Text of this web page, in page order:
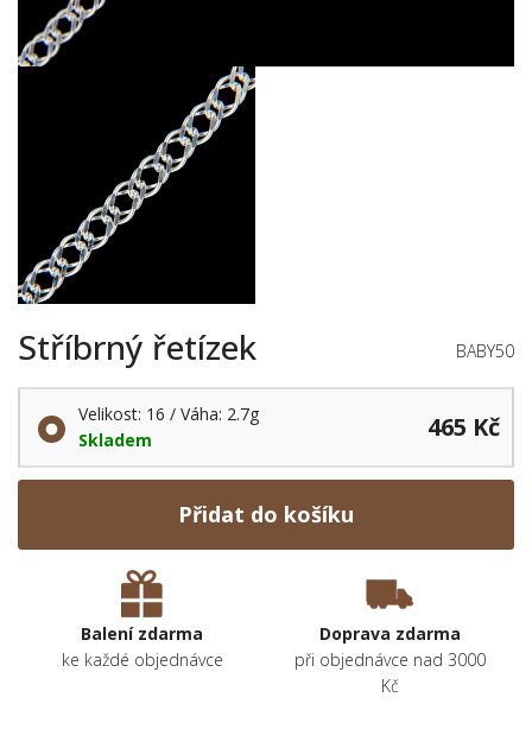
Stříbrný řetízek BABY50
Velikost: 16 / Váha: 2.7g
Skladem
465 Kč
Přidat do košíku
Balení zdarma
ke každé objednávce
Doprava zdarma
při objednávce nad 3000
Kč